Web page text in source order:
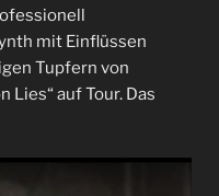
mit Einflüssen
Tupfern von
Lies“ auf Tour. Das